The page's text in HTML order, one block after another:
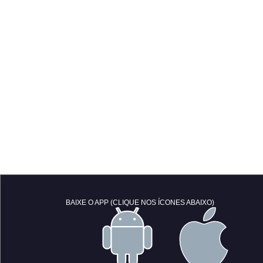
BAIXE O APP (CLIQUE NOS ÍCONES ABAIXO)